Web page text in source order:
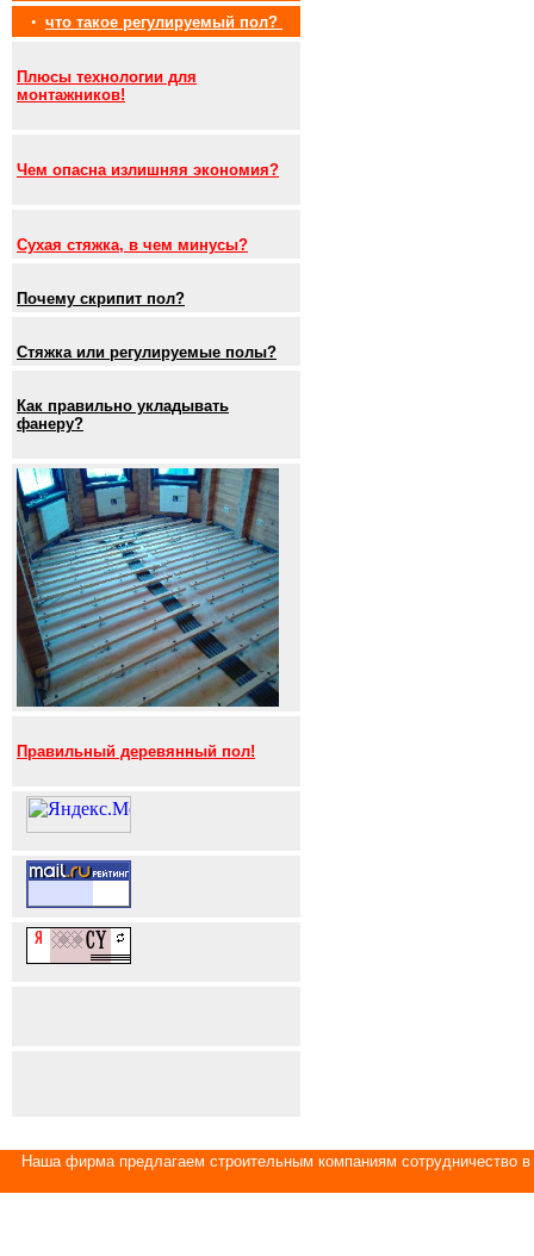
• что такое регулируемый пол?
Плюсы технологии для
монтажников!
Чем опасна излишняя экономия?
Сухая стяжка, в чем минусы?
Почему скрипит пол?
Стяжка или регулируемые полы?
Как правильно укладывать
фанеру?
Правильный деревянный пол!
Наша фирма предлагаем строительным компаниям